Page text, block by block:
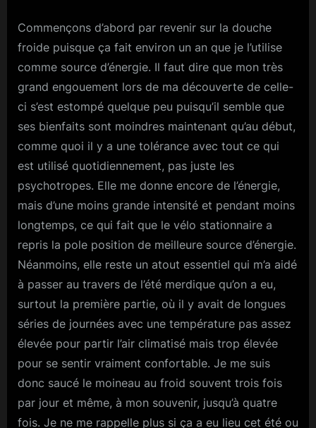
Commençons d’abord par revenir sur la douche
froide puisque ça fait environ un an que je l’utilise
comme source d’énergie. Il faut dire que mon très
grand engouement lors de ma découverte de celle-
ci s’est estompé quelque peu puisqu’il semble que
ses bienfaits sont moindres maintenant qu’au début,
comme quoi il y a une tolérance avec tout ce qui
est utilisé quotidiennement, pas juste les
psychotropes. Elle me donne encore de l’énergie,
mais d’une moins grande intensité et pendant moins
longtemps, ce qui fait que le vélo stationnaire a
repris la pole position de meilleure source d’énergie.
Néanmoins, elle reste un atout essentiel qui m’a aidé
à passer au travers de l’été merdique qu’on a eu,
surtout la première partie, où il y avait de longues
séries de journées avec une température pas assez
élevée pour partir l’air climatisé mais trop élevée
pour se sentir vraiment confortable. Je me suis
donc saucé le moineau au froid souvent trois fois
par jour et même, à mon souvenir, jusqu’à quatre
fois. Je ne me rappelle plus si ça a eu lieu cet été ou